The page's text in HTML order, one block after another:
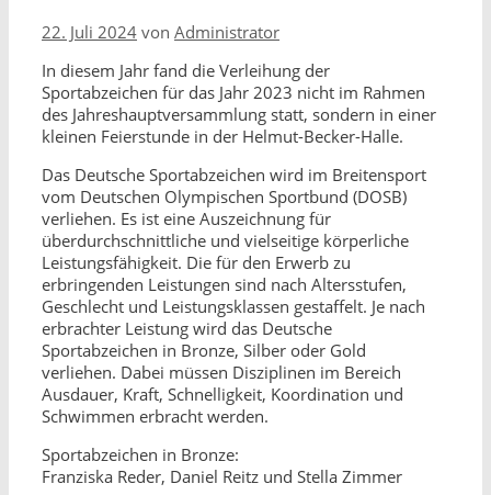
22. Juli 2024 von Administrator
In diesem Jahr fand die Verleihung der
Sportabzeichen für das Jahr 2023 nicht im Rahmen
des Jahreshauptversammlung statt, sondern in einer
kleinen Feierstunde in der Helmut-Becker-Halle.
Das Deutsche Sportabzeichen wird im Breitensport
vom Deutschen Olympischen Sportbund (DOSB)
verliehen. Es ist eine Auszeichnung für
überdurchschnittliche und vielseitige körperliche
Leistungsfähigkeit. Die für den Erwerb zu
erbringenden Leistungen sind nach Altersstufen,
Geschlecht und Leistungsklassen gestaffelt. Je nach
erbrachter Leistung wird das Deutsche
Sportabzeichen in Bronze, Silber oder Gold
verliehen. Dabei müssen Disziplinen im Bereich
Ausdauer, Kraft, Schnelligkeit, Koordination und
Schwimmen erbracht werden.
Sportabzeichen in Bronze:
Franziska Reder, Daniel Reitz und Stella Zimmer